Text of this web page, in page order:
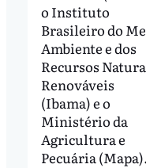
o Instituto
Brasileiro do
Ambiente e dos
Recursos
Renováveis
(Ibama) e o
Ministério da
Agricultura e
Pecuária (Mapa).